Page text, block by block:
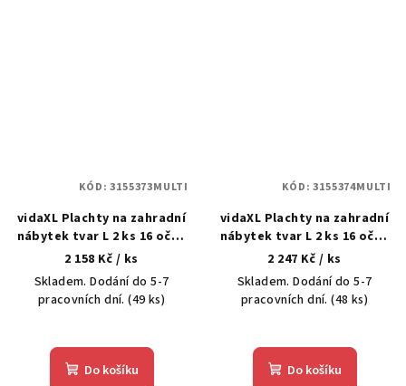
vidaXL Plachty na zahradní
nábytek tvar L 2 ks 16 oček
285x285x70 cm
2 158 Kč / ks
Skladem. Dodání do 5-7
pracovních dní.(49 ks)
Do košíku
KÓD:3155373MULTI
vidaXL Plachty na zahradní
nábytek tvar L 2 ks 16 oček
285x285x90 cm
2 247 Kč / ks
Skladem. Dodání do 5-7
pracovních dní.(48 ks)
Do košíku
KÓD:3155374MULTI